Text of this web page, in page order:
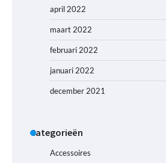
april 2022
maart 2022
februari 2022
januari 2022
december 2021
Categorieën
Accessoires